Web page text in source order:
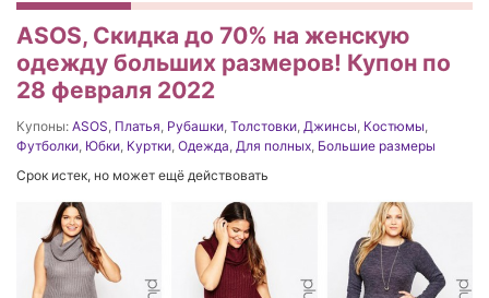
ASOS, Скидка до 70% на женскую
одежду больших размеров! Купон по
28 февраля 2022
Купоны: ASOS, Платья, Рубашки, Толстовки, Джинсы, Костюмы,
Футболки, Юбки, Куртки, Одежда, Для полных, Большие размеры
Срок истек, но может ещё действовать